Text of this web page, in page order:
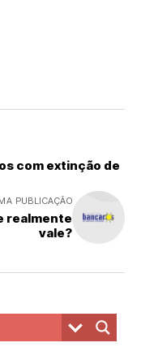
com extinção de
PUBLICAÇÃO
realmente
vale?